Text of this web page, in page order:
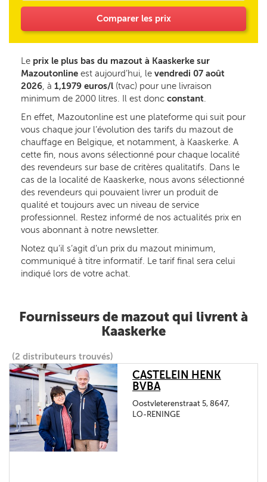
Comparer les prix
Le prix le plus bas du mazout à Kaaskerke sur
Mazoutonline est aujourd’hui, le vendredi 07 août
2026, à 1,1979 euros/l (tvac) pour une livraison
minimum de 2000 litres. Il est donc constant.
En effet, Mazoutonline est une plateforme qui suit pour
vous chaque jour l’évolution des tarifs du mazout de
chauffage en Belgique, et notamment, à Kaaskerke. A
cette fin, nous avons sélectionné pour chaque localité
des revendeurs sur base de critères qualitatifs. Dans le
cas de la localité de Kaaskerke, nous avons sélectionné
des revendeurs qui pouvaient livrer un produit de
qualité et toujours avec un niveau de service
professionnel. Restez informé de nos actualités prix en
vous abonnant à notre newsletter.
Notez qu’il s’agit d’un prix du mazout minimum,
communiqué à titre informatif. Le tarif final sera celui
indiqué lors de votre achat.
Fournisseurs de mazout qui livrent à
Kaaskerke
(2 distributeurs trouvés)
CASTELEIN HENK
BVBA
Oostvleterenstraat 5, 8647,
LO-RENINGE